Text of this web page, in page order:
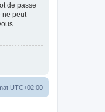
de passe
ne peut
UTC+02:00